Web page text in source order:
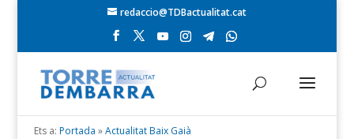
redaccio@TDBactualitat.cat
Ets a: Portada »Actualitat Baix Gaià